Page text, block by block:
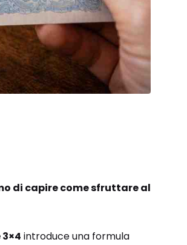
di capire come sfruttare al
introduce una formula